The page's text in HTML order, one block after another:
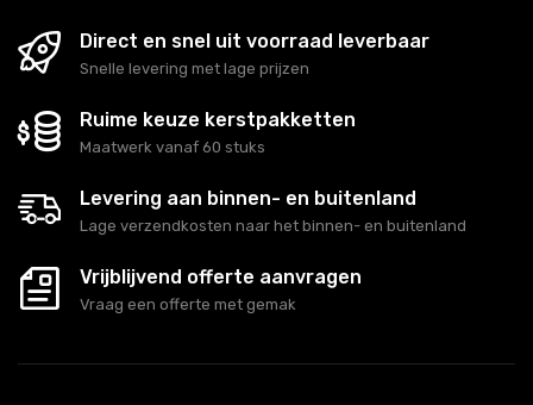
Direct en snel uit voorraad leverbaar
Snelle levering met lage prijzen
Ruime keuze kerstpakketten
Maatwerk vanaf 60 stuks
Levering aan binnen- en buitenland
Lage verzendkosten naar het binnen- en buitenland
Vrijblijvend offerte aanvragen
Vraag een offerte met gemak